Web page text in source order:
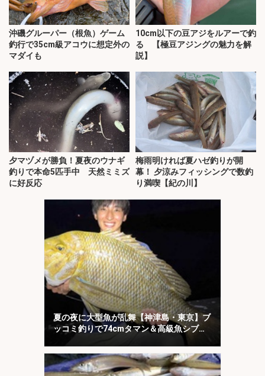
沖磯グルーパー（根魚）ゲーム
釣行で35cm級アコウに想定外の
マダイも
10cm以下の豆アジをルアーで釣
る 【極豆アジングの魅力を解
説】
夕マヅメが勝負！夏夜のウナギ
釣りで本命5匹手中 天然ミミズ
に好反応
梅雨明ければ夏ハゼ釣りが開
幕！ 夕涼みフィッシングで数釣
り満喫【紀の川】
夏の夜に大型魚が乱舞【神津島・東京】ブ
ッコミ釣りで74cmタマン＆高級魚シブダ